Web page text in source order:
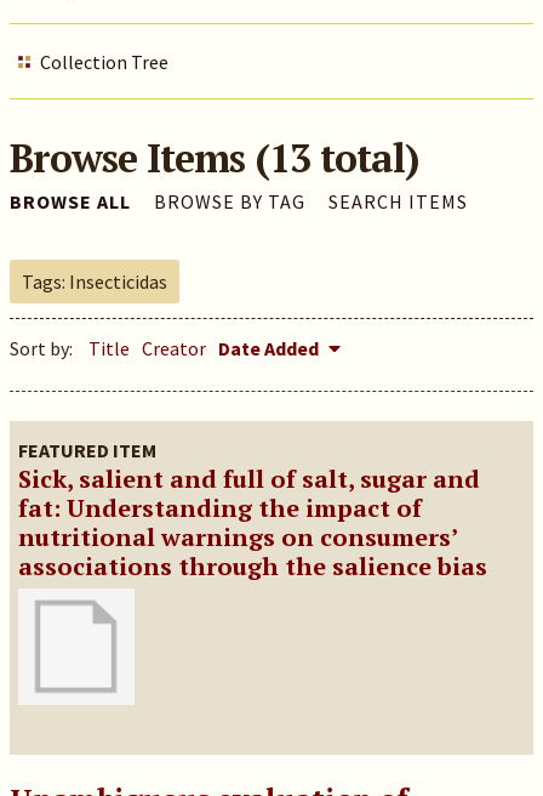
Collection Tree
Browse Items (13 total)
BROWSE ALL BROWSE BY TAG SEARCH ITEMS
Tags: Insecticidas
Sort by: Title Creator Date Added
FEATURED ITEM
Sick, salient and full of salt, sugar and
fat: Understanding the impact of
nutritional warnings on consumers’
associations through the salience bias